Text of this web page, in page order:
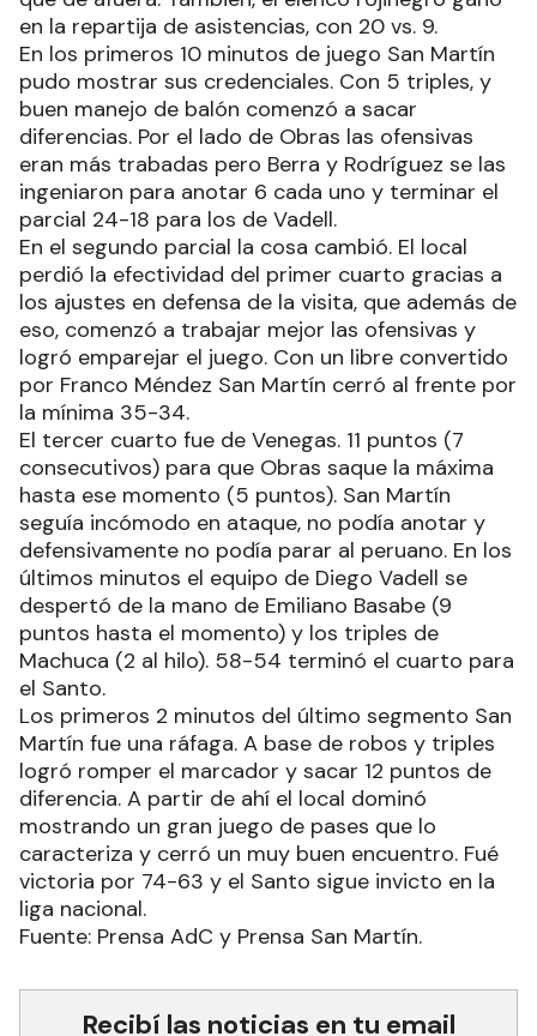
en la repartija de asistencias, con 20 vs. 9.
En los primeros 10 minutos de juego San Martín
pudo mostrar sus credenciales. Con 5 triples, y
buen manejo de balón comenzó a sacar
diferencias. Por el lado de Obras las ofensivas
eran más trabadas pero Berra y Rodríguez se las
ingeniaron para anotar 6 cada uno y terminar el
parcial 24-18 para los de Vadell.
En el segundo parcial la cosa cambió. El local
perdió la efectividad del primer cuarto gracias a
los ajustes en defensa de la visita, que además de
eso, comenzó a trabajar mejor las ofensivas y
logró emparejar el juego. Con un libre convertido
por Franco Méndez San Martín cerró al frente por
la mínima 35-34.
El tercer cuarto fue de Venegas. 11 puntos (7
consecutivos) para que Obras saque la máxima
hasta ese momento (5 puntos). San Martín
seguía incómodo en ataque, no podía anotar y
defensivamente no podía parar al peruano. En los
últimos minutos el equipo de Diego Vadell se
despertó de la mano de Emiliano Basabe (9
puntos hasta el momento) y los triples de
Machuca (2 al hilo). 58-54 terminó el cuarto para
el Santo.
Los primeros 2 minutos del último segmento San
Martín fue una ráfaga. A base de robos y triples
logró romper el marcador y sacar 12 puntos de
diferencia. A partir de ahí el local dominó
mostrando un gran juego de pases que lo
caracteriza y cerró un muy buen encuentro. Fué
victoria por 74-63 y el Santo sigue invicto en la
liga nacional.
Fuente: Prensa AdC y Prensa San Martín.
Recibí las noticias en tu email